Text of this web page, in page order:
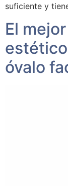
suficiente y
El
óvalo